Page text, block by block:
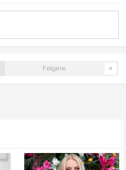
Følgere 0